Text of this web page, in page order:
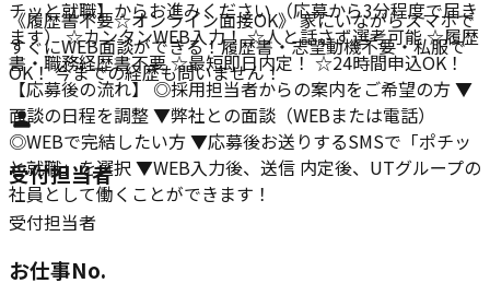
チッと就職】からお進みください （応募から3分程度で届き
ます） ☆カンタンWEB入力！ ☆人と話さず選考可能 ☆履歴
書・職務経歴書不要 ☆最短即日内定！ ☆24時間申込OK！
【応募後の流れ】 ◎採用担当者からの案内をご希望の方 ▼
面談の日程を調整 ▼弊社との面談（WEBまたは電話）
◎WEBで完結したい方 ▼応募後お送りするSMSで「ポチッ
と就職」を選択 ▼WEB入力後、送信 内定後、UTグループの
社員として働くことができます！
《履歴書不要☆オンライン面接OK》 家にいながらスマホで
すぐにWEB面談ができる！履歴書・志望動機不要・私服で
OK！ 今までの経歴も問いません！
受付担当者
受付担当者
お仕事No.